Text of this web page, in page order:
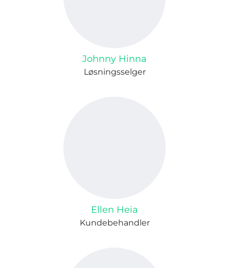
Johnny Hinna
Løsningsselger
Ellen Heia
Kundebehandler